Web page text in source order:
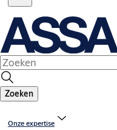
Zoeken
Onze expertise